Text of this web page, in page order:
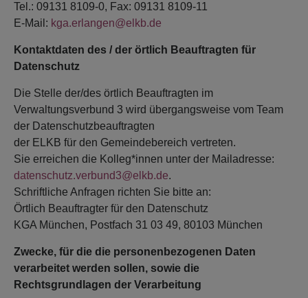
Tel.: 09131 8109-0, Fax: 09131 8109-11
E-Mail: kga.erlangen@elkb.de
Kontaktdaten des / der örtlich Beauftragten für
Datenschutz
Die Stelle der/des örtlich Beauftragten im
Verwaltungsverbund 3 wird übergangsweise vom Team
der Datenschutzbeauftragten
der ELKB für den Gemeindebereich vertreten.
Sie erreichen die Kolleg*innen unter der Mailadresse:
datenschutz.verbund3@elkb.de.
Schriftliche Anfragen richten Sie bitte an:
Örtlich Beauftragter für den Datenschutz
KGA München, Postfach 31 03 49, 80103 München
Zwecke, für die die personenbezogenen Daten
verarbeitet werden sollen, sowie die
Rechtsgrundlagen der Verarbeitung